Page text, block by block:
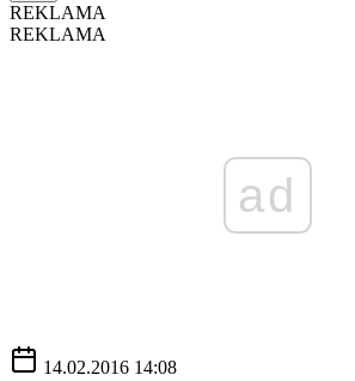
REKLAMA
REKLAMA
ad
14.02.2016 14:08